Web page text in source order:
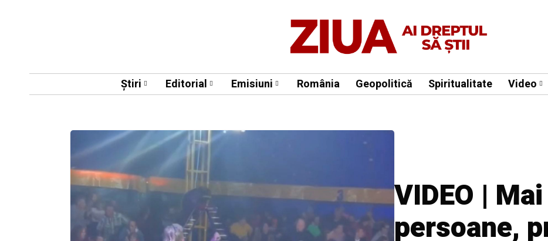
Știri Editorial Emisiuni România Geopolitică Spiritualitate Video
VIDEO |
persoane,